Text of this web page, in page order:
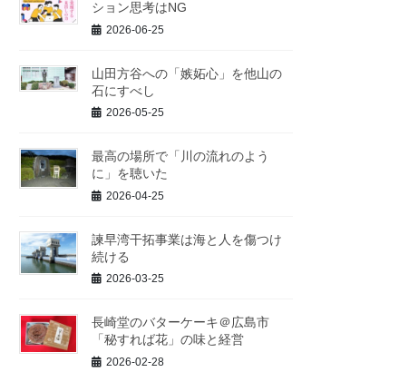
ション思考はNG
2026-06-25
山田方谷への「嫉妬心」を他山の
石にすべし
2026-05-25
最高の場所で「川の流れのよう
に」を聴いた
2026-04-25
諫早湾干拓事業は海と人を傷つけ
続ける
2026-03-25
長崎堂のバターケーキ＠広島市
「秘すれば花」の味と経営
2026-02-28